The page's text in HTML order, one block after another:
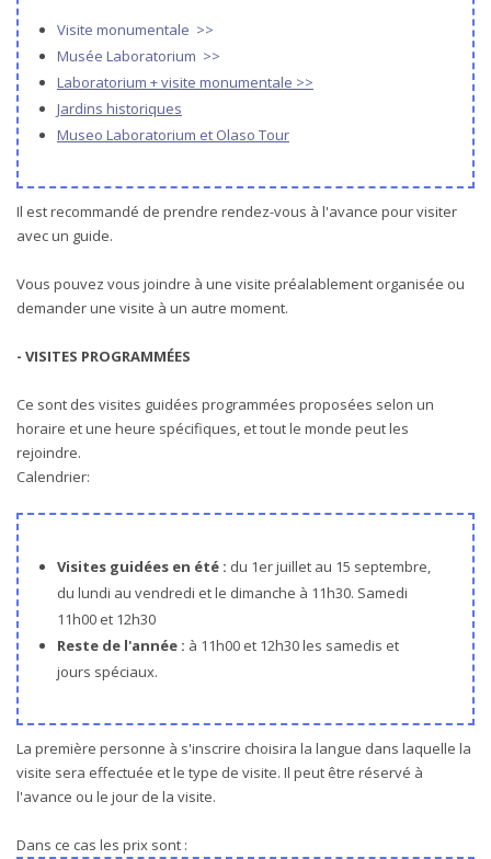
Visite monumentale >>
Musée Laboratorium >>
Laboratorium + visite monumentale >>
Jardins historiques
Museo Laboratorium et Olaso Tour
Il est recommandé de prendre rendez-vous à l'avance pour visiter
avec un guide.
Vous pouvez vous joindre à une visite préalablement organisée ou
demander une visite à un autre moment.
- VISITES PROGRAMMÉES
Ce sont des visites guidées programmées proposées selon un
horaire et une heure spécifiques, et tout le monde peut les
rejoindre.
Calendrier:
Visites guidées en été : du 1er juillet au 15 septembre,
du lundi au vendredi et le dimanche à 11h30. Samedi
11h00 et 12h30
Reste de l'année : à 11h00 et 12h30 les samedis et
jours spéciaux.
La première personne à s'inscrire choisira la langue dans laquelle la
visite sera effectuée et le type de visite. Il peut être réservé à
l'avance ou le jour de la visite.
Dans ce cas les prix sont :